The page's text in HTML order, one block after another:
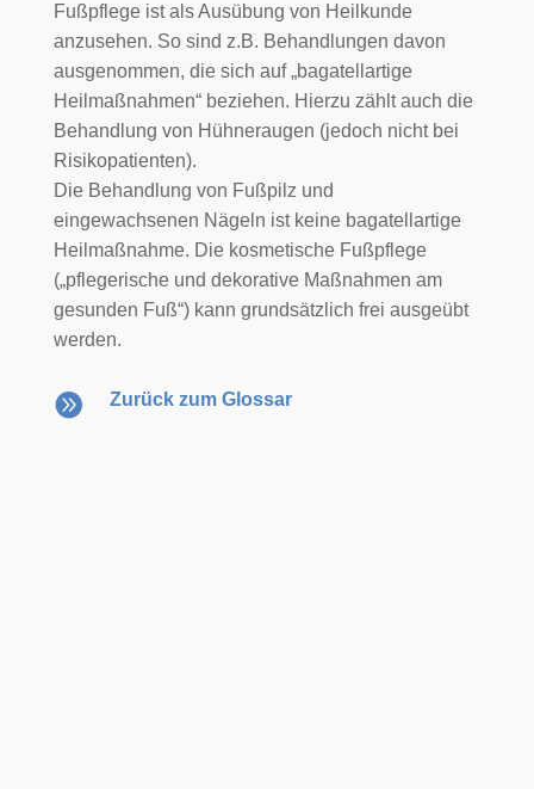
Fußpflege ist als Ausübung von Heilkunde
anzusehen. So sind z.B. Behandlungen davon
ausgenommen, die sich auf „bagatellartige
Heilmaßnahmen“ beziehen. Hierzu zählt auch die
Behandlung von Hühneraugen (jedoch nicht bei
Risikopatienten).
Die Behandlung von Fußpilz und
eingewachsenen Nägeln ist keine bagatellartige
Heilmaßnahme. Die kosmetische Fußpflege
(„pflegerische und dekorative Maßnahmen am
gesunden Fuß“) kann grundsätzlich frei ausgeübt
werden.
 Zurück zum Glossar